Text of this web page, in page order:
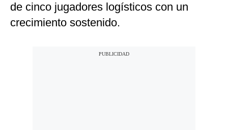
de cinco jugadores logísticos con un
crecimiento sostenido.